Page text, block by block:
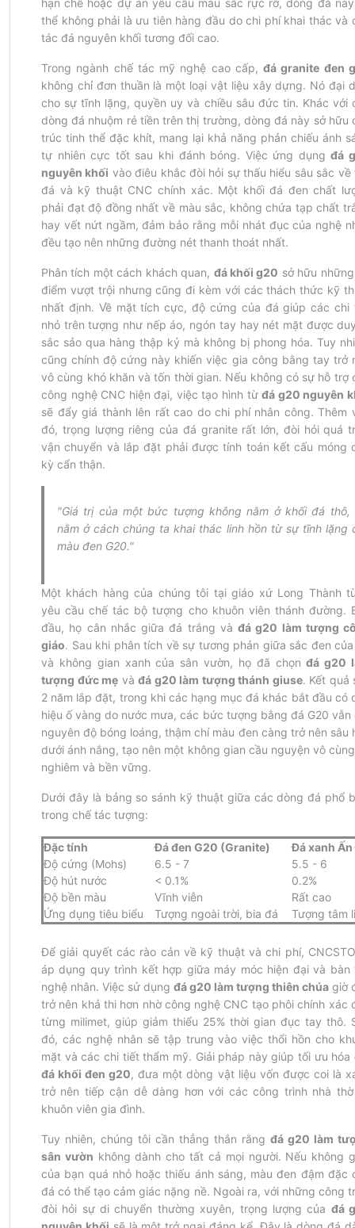
thể không phải là ưu tiên hàng đầu do chi phí khai thác và
tác đá nguyên khối tương đối cao.
Trong ngành chế tác mỹ nghệ cao cấp, đá granite đen
không chỉ đơn thuần là một loại vật liệu xây dựng. Nó đại
cho sự tĩnh lặng, quyền uy và chiều sâu đức tin. Khác với
dòng đá nhuộm rẻ tiền trên thị trường, dòng đá này sở hữu
trúc tinh thể đặc khít, mang lại khả năng phản chiếu ánh
tự nhiên cực tốt sau khi đánh bóng. Việc ứng dụng đá
nguyên khối vào điêu khắc đòi hỏi sự thấu hiểu sâu sắc về
đá và kỹ thuật CNC chính xác. Một khối đá đen chất
phải đạt độ đồng nhất về màu sắc, không chứa tạp chất
hay vết nứt ngầm, đảm bảo rằng mỗi nhát đục của nghệ
đều tạo nên những đường nét thanh thoát nhất.
Phân tích một cách khách quan, đá khối g20 sở hữu
điểm vượt trội nhưng cũng đi kèm với các thách thức kỹ
nhất định. Về mặt tích cực, độ cứng của đá giúp các chi
nhỏ trên tượng như nếp áo, ngón tay hay nét mặt được
sắc sảo qua hàng thập kỷ mà không bị phong hóa. Tuy
cũng chính độ cứng này khiến việc gia công bằng tay trở
vô cùng khó khăn và tốn thời gian. Nếu không có sự hỗ trợ
công nghệ CNC hiện đại, việc tạo hình từ đá g20 nguyên
sẽ đẩy giá thành lên rất cao do chi phí nhân công. Thêm
đó, trọng lượng riêng của đá granite rất lớn, đòi hỏi quá
vận chuyển và lắp đặt phải được tính toán kết cấu móng
kỳ cẩn thận.
"Giá trị của một bức tượng không nằm ở khối đá thô,
nằm ở cách chúng ta khai thác linh hồn từ sự tĩnh lặng
màu đen G20."
Một khách hàng của chúng tôi tại giáo xứ Long Thành
yêu cầu chế tác bộ tượng cho khuôn viên thánh đường.
đầu, họ cân nhắc giữa đá trắng và đá g20 làm tượng
giáo. Sau khi phân tích về sự tương phản giữa sắc đen
và không gian xanh của sân vườn, họ đã chọn đá g20
tượng đức mẹ và đá g20 làm tượng thánh giuse. Kết quả
2 năm lắp đặt, trong khi các hạng mục đá khác bắt đầu có
hiệu ố vàng do nước mưa, các bức tượng bằng đá G20 vẫn
nguyên độ bóng loáng, thậm chí màu đen càng trở nên sâu
dưới ánh nắng, tạo nên một không gian cầu nguyện vô
nghiêm và bền vững.
Dưới đây là bảng so sánh kỹ thuật giữa các dòng đá phổ
trong chế tác tượng:
Đặc tính Đá đen G20 (Granite)
Đá xanh
Độ cứng (Mohs)
6.5 - 7
5.5 - 6
Độ hút nước
< 0.1%
0.2%
Độ bền màu
Vĩnh viễn
Rất cao
Ứng dụng tiêu biểu
Tượng ngoài trời, bia đá Tượng tâm
Để giải quyết các rào cản về kỹ thuật và chi phí,
áp dụng quy trình kết hợp giữa máy móc hiện đại và bàn
nghệ nhân. Việc sử dụng đá g20 làm tượng thiên chúa giờ
trở nên khả thi hơn nhờ công nghệ CNC tạo phôi chính xác
từng milimet, giúp giảm thiểu 25% thời gian đục tay thô.
đó, các nghệ nhân sẽ tập trung vào việc thổi hồn cho
mặt và các chi tiết thẩm mỹ. Giải pháp này giúp tối ưu hóa
đá khối đen g20, đưa một dòng vật liệu vốn được coi là
trở nên tiếp cận dễ dàng hơn với các công trình nhà
khuôn viên gia đình.
Tuy nhiên, chúng tôi cần thẳng thắn rằng đá g20 làm
sân vườn không dành cho tất cả mọi người. Nếu không
của bạn quá nhỏ hoặc thiếu ánh sáng, màu đen đậm đặc
đá có thể tạo cảm giác nặng nề. Ngoài ra, với những công
đòi hỏi sự di chuyển thường xuyên, trọng lượng của đá